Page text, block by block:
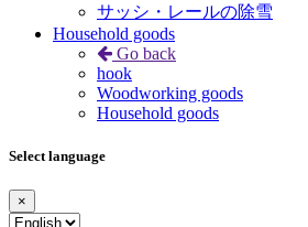
サッシ・レールの除雪
Household goods
Go back
hook
Woodworking goods
Household goods
Select language
×